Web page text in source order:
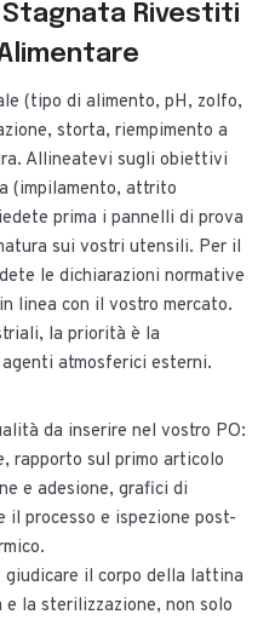
Stagnata Rivestiti
(tipo di alimento, pH, zolfo,
storta, riempimento a
Allineatevi sugli obiettivi
(impilamento, attrito
prima i pannelli di prova
sui vostri utensili. Per il
le dichiarazioni normative
linea con il vostro mercato.
la priorità è la
atmosferici esterni.
da inserire nel vostro PO:
rapporto sul primo articolo
e adesione, grafici di
processo e ispezione post-
giudicare il corpo della lattina
la sterilizzazione, non solo